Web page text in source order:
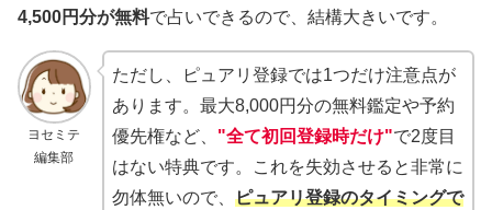
4,500円分が無料で占いできるので、結構大きいです。
ヨセミテ
編集部
ただし、ピュアリ登録では1つだけ注意点が
あります。最大8,000円分の無料鑑定や予約
優先権など、 "全て初回登録時だけ"で2度目
はない特典です。これを失効させると非常に
勿体無いので、 ピュアリ登録のタイミングで